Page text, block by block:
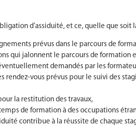
d’assiduité, et ce, quelle que
prévus dans le parcours de
qui jalonnent le parcours de formation
demandés par les
rendez-vous prévus pour le suivi des
la restitution des travaux,
de formation à des occupations
contribue à la réussite de chaque